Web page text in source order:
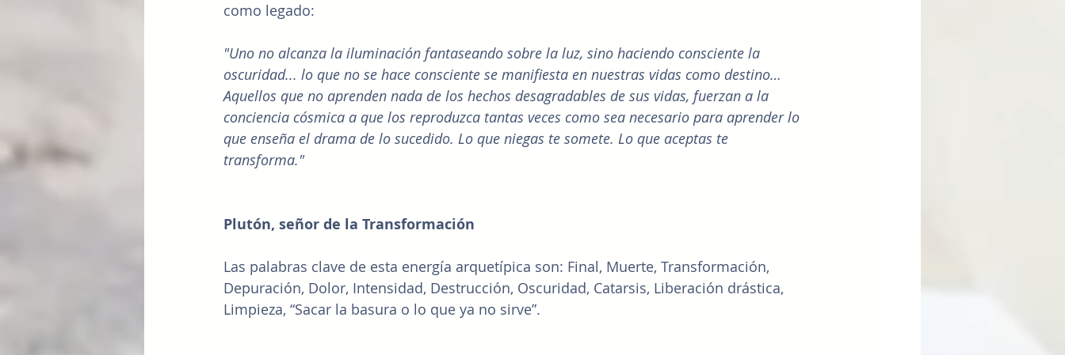
como legado:
"Uno no alcanza la iluminación fantaseando sobre la luz, sino haciendo consciente la
oscuridad... lo que no se hace consciente se manifiesta en nuestras vidas como destino…
Aquellos que no aprenden nada de los hechos desagradables de sus vidas, fuerzan a la
conciencia cósmica a que los reproduzca tantas veces como sea necesario para aprender lo
que enseña el drama de lo sucedido. Lo que niegas te somete. Lo que aceptas te
transforma."
Plutón, señor de la Transformación
Las palabras clave de esta energía arquetípica son: Final, Muerte, Transformación,
Depuración, Dolor, Intensidad, Destrucción, Oscuridad, Catarsis, Liberación drástica,
Limpieza, “Sacar la basura o lo que ya no sirve”.